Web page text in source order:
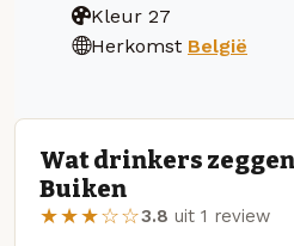
Kleur 27
Herkomst België
Wat drinkers
Buiken
★★★☆☆3.8 uit 1 review